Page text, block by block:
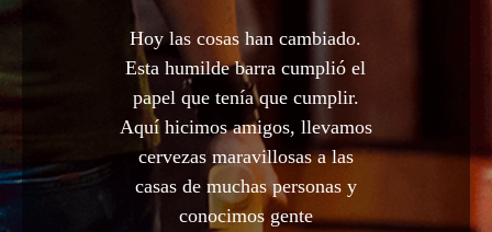
Hoy las cosas han cambiado.
Esta humilde barra cumplió el
papel que tenía que cumplir.
Aquí hicimos amigos, llevamos
cervezas maravillosas a las
casas de muchas personas y
conocimos gente